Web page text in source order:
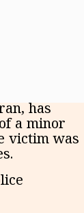
has
a minor
victim was